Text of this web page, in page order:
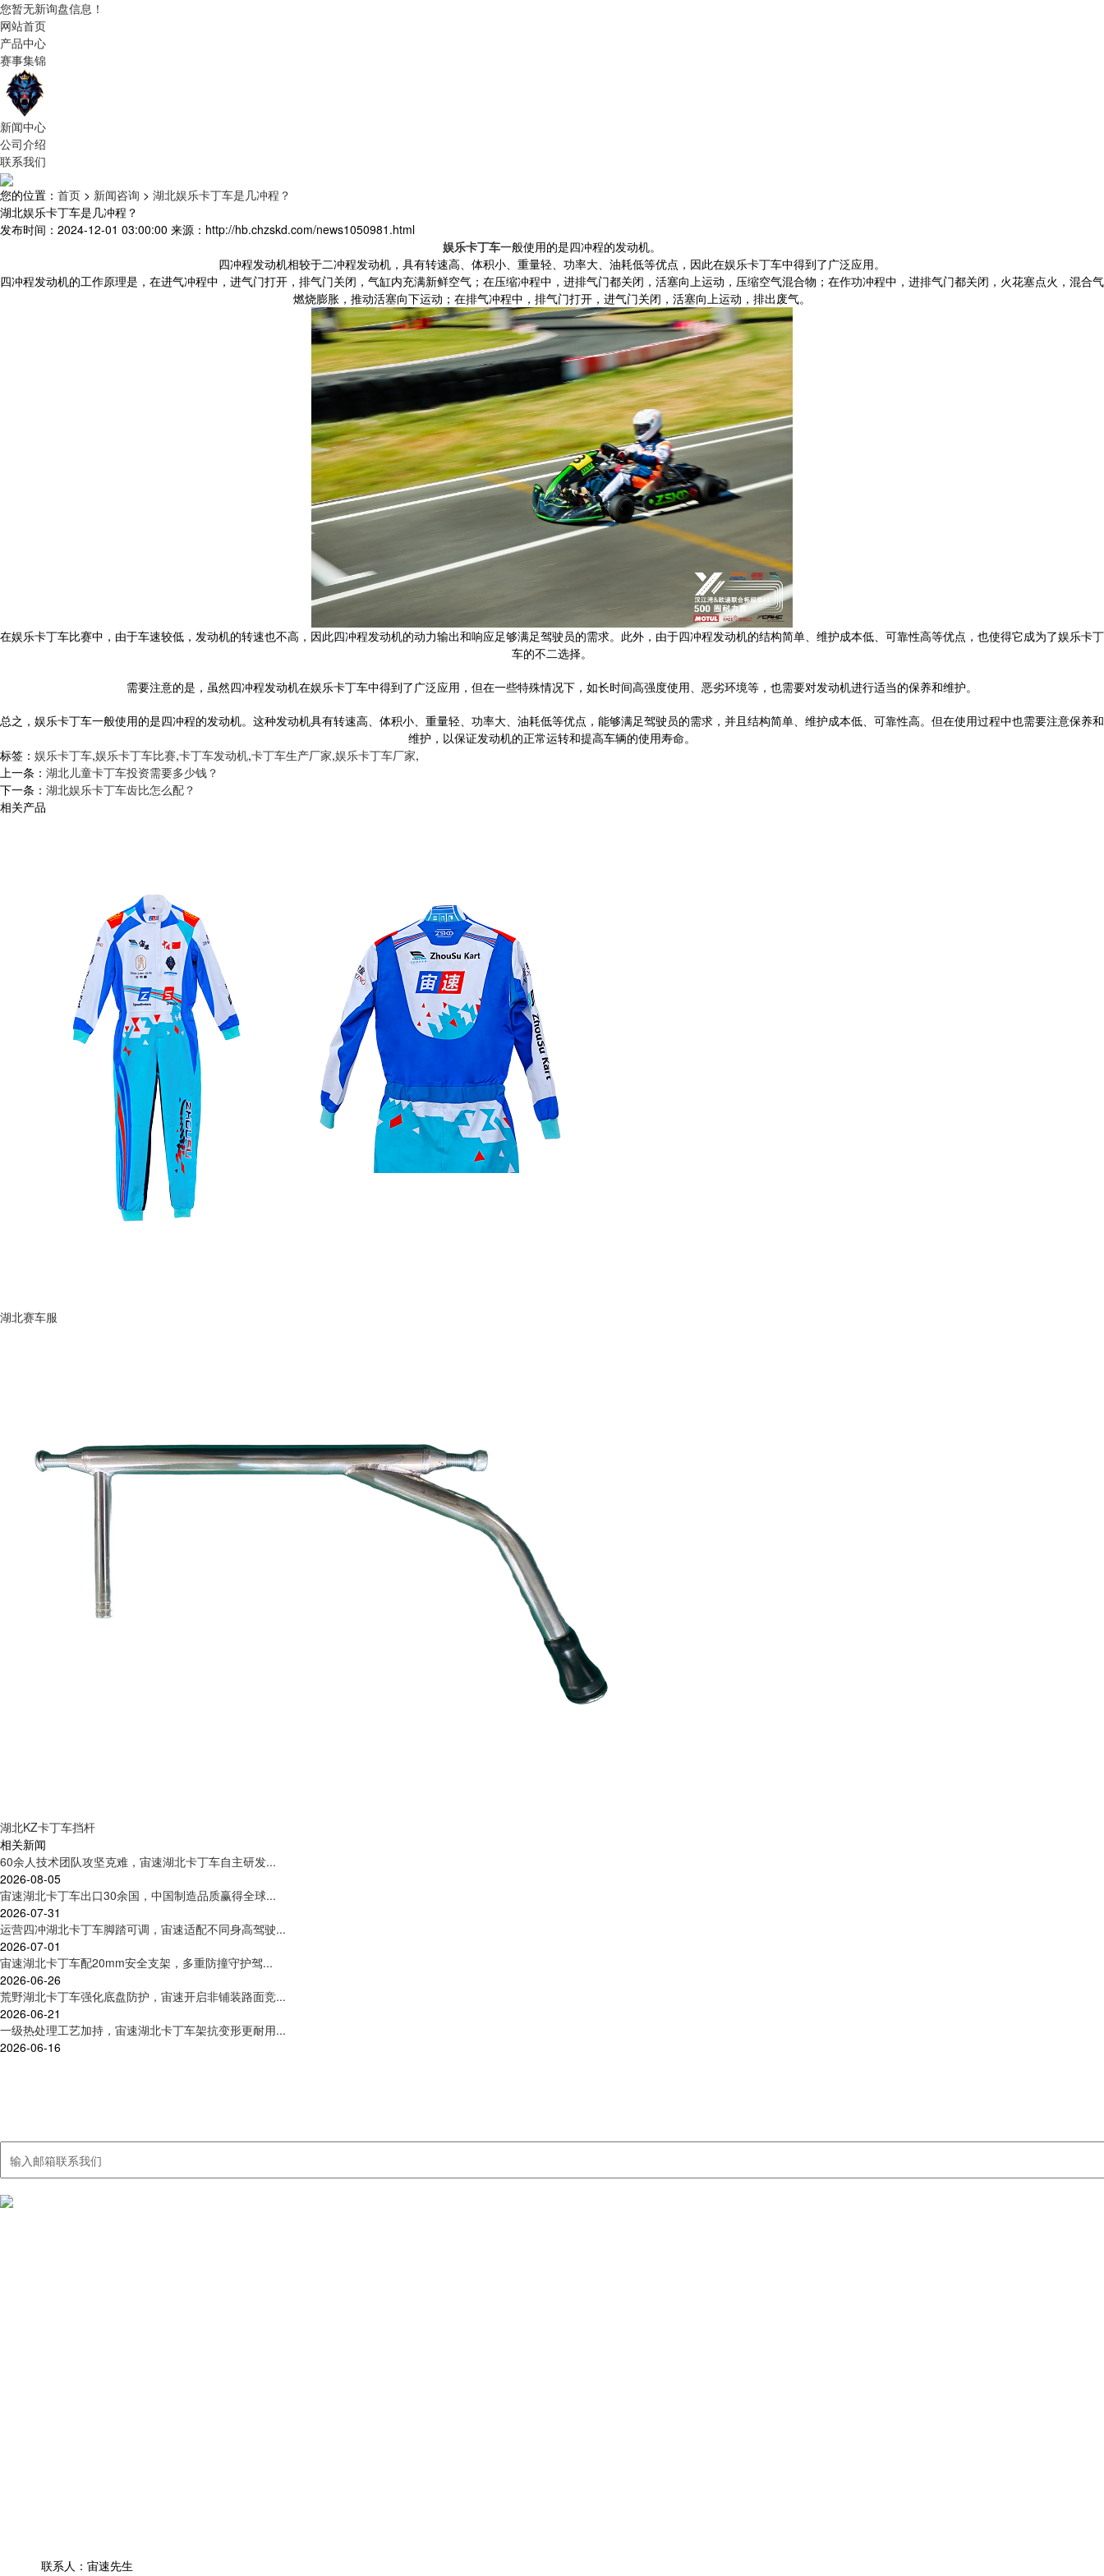
您暂无新询盘信息！
网站首页
产品中心
赛事集锦
新闻中心
公司介绍
联系我们
您的位置： 首页 > 新闻咨询 > 湖北娱乐卡丁车是几冲程？
湖北娱乐卡丁车是几冲程？
发布时间：2024-12-01 03:00:00 来源：http://hb.chzskd.com/news1050981.html
娱乐卡丁车一般使用的是四冲程的发动机。
四冲程发动机相较于二冲程发动机，具有转速高、体积小、重量轻、功率大、油耗低等优点，因此在娱乐卡丁车中得到了广泛应用。
四冲程发动机的工作原理是，在进气冲程中，进气门打开，排气门关闭，气缸内充满新鲜空气；在压缩冲程中，进排气门都关闭，活塞向上运动，压缩空气混合物；在作功冲程中，进排气门都关闭，火花塞点火，混合气
燃烧膨胀，推动活塞向下运动；在排气冲程中，排气门打开，进气门关闭，活塞向上运动，排出废气。
在娱乐卡丁车比赛中，由于车速较低，发动机的转速也不高，因此四冲程发动机的动力输出和响应足够满足驾驶员的需求。此外，由于四冲程发动机的结构简单、维护成本低、可靠性高等优点，也使得它成为了娱乐卡丁
车的不二选择。
需要注意的是，虽然四冲程发动机在娱乐卡丁车中得到了广泛应用，但在一些特殊情况下，如长时间高强度使用、恶劣环境等，也需要对发动机进行适当的保养和维护。
总之，娱乐卡丁车一般使用的是四冲程的发动机。这种发动机具有转速高、体积小、重量轻、功率大、油耗低等优点，能够满足驾驶员的需求，并且结构简单、维护成本低、可靠性高。但在使用过程中也需要注意保养和
维护，以保证发动机的正常运转和提高车辆的使用寿命。
标签： 娱乐卡丁车,娱乐卡丁车比赛,卡丁车发动机,卡丁车生产厂家,娱乐卡丁车厂家,
上一条： 湖北儿童卡丁车投资需要多少钱？
下一条： 湖北娱乐卡丁车齿比怎么配？
相关产品
湖北赛车服
湖北KZ卡丁车挡杆
相关新闻
60余人技术团队攻坚克难，宙速湖北卡丁车自主研发...
2026-08-05
宙速湖北卡丁车出口30余国，中国制造品质赢得全球...
2026-07-31
运营四冲湖北卡丁车脚踏可调，宙速适配不同身高驾驶...
2026-07-01
宙速湖北卡丁车配20mm安全支架，多重防撞守护驾...
2026-06-26
荒野湖北卡丁车强化底盘防护，宙速开启非铺装路面竞...
2026-06-21
一级热处理工艺加持，宙速湖北卡丁车架抗变形更耐用...
2026-06-16
联系人：宙速先生